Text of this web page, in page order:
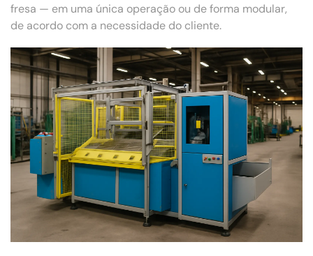
fresa — em uma única operação ou de forma modular,
de acordo com a necessidade do cliente.